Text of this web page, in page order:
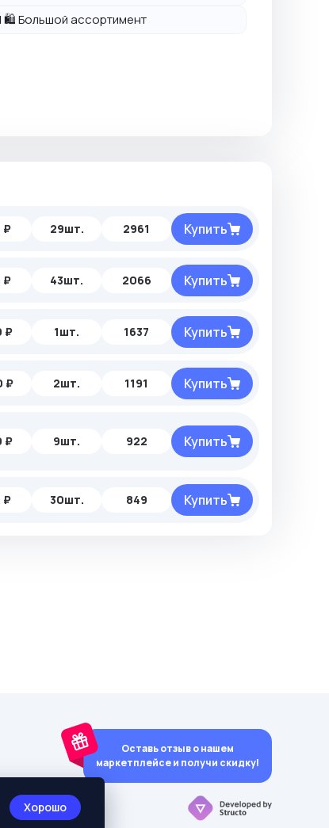
🛍️ Большой ассортимент
₽ 29шт. 2961 Купить
₽ 43шт. 2066 Купить
₽ 1шт. 1637 Купить
₽ 2шт. 1191 Купить
₽ 9шт. 922 Купить
₽ 30шт. 849 Купить
Оставь отзыв о нашем
маркетплейсе и получи скидку!
Хорошо